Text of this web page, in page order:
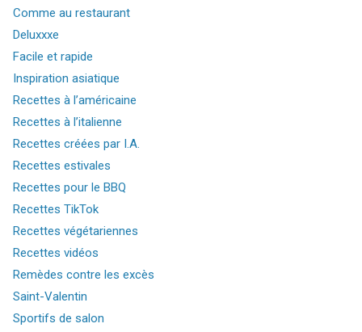
Comme au restaurant
Deluxxxe
Facile et rapide
Inspiration asiatique
Recettes à l’américaine
Recettes à l’italienne
Recettes créées par I.A.
Recettes estivales
Recettes pour le BBQ
Recettes TikTok
Recettes végétariennes
Recettes vidéos
Remèdes contre les excès
Saint-Valentin
Sportifs de salon